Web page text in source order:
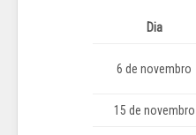
Dia
6 de novembro
15 de novembro